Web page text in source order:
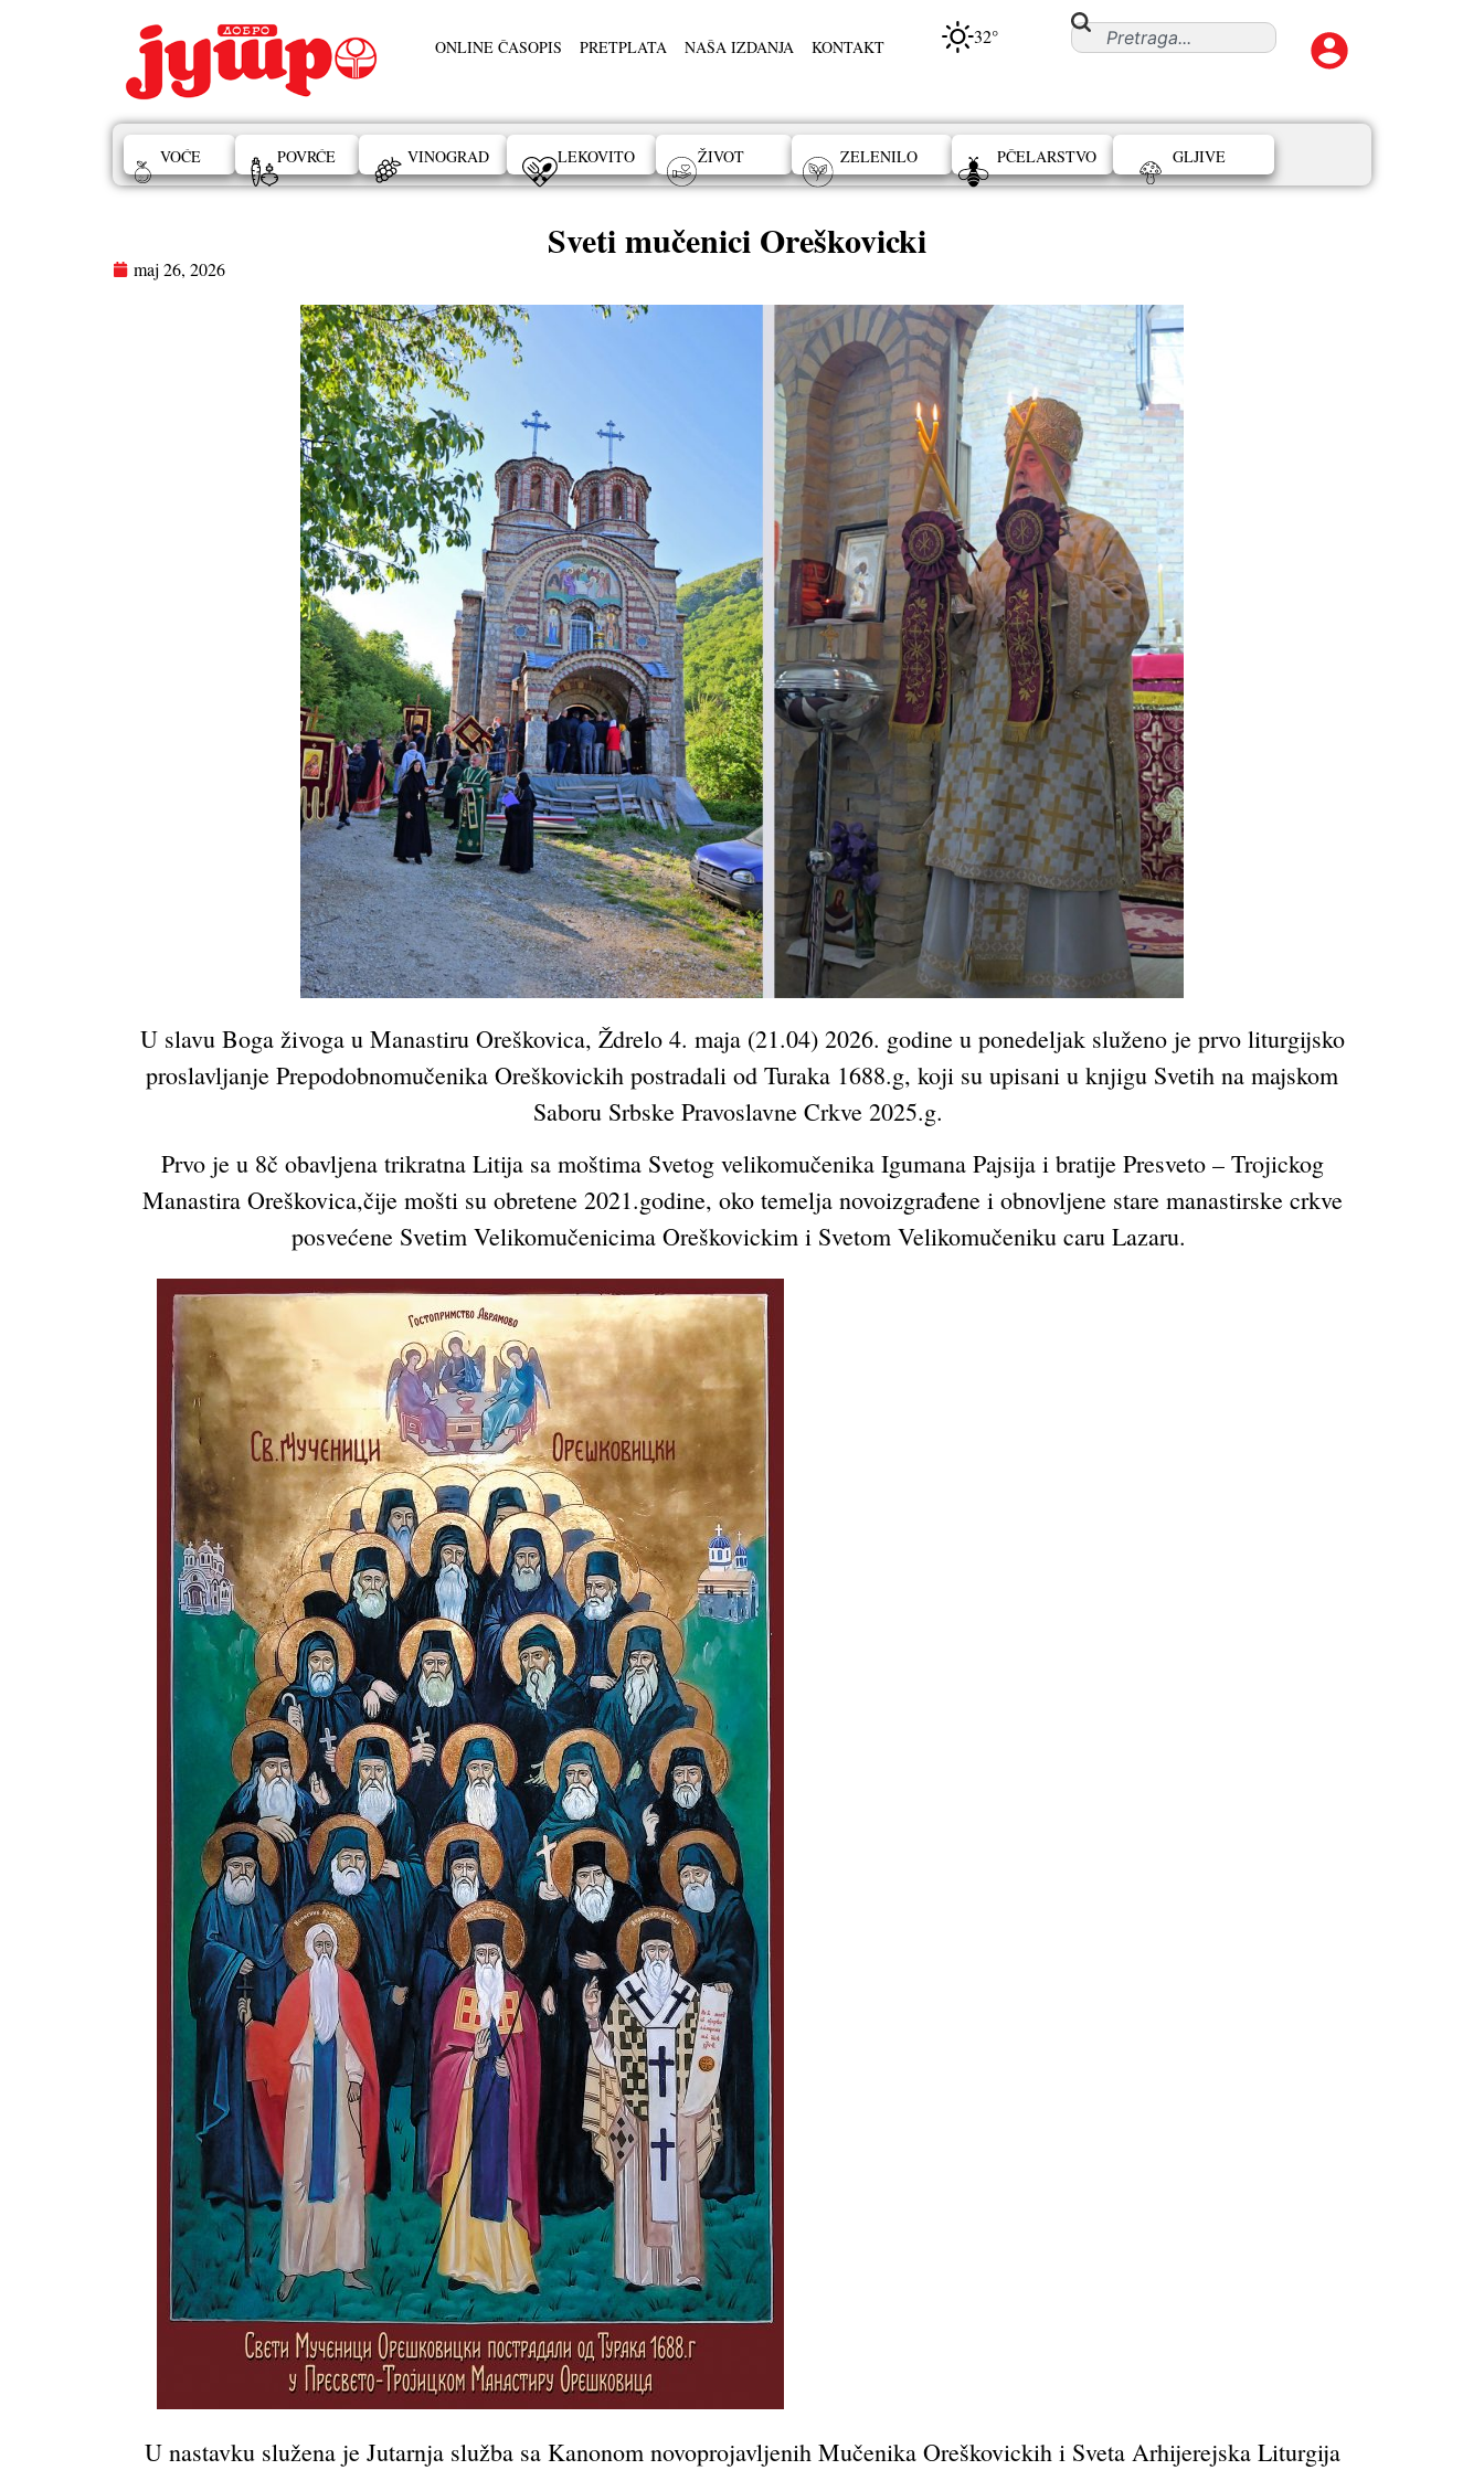
ONLINE ČASOPIS PRETPLATA NAŠA IZDANJA KONTAKT 32°
VOĆE POVRĆE VINOGRAD LEKOVITO ŽIVOT ZELENILO PČELARSTVO GLJIVE
Sveti mučenici Oreškovicki
maj 26, 2026
U slavu Boga živoga u Manastiru Oreškovica, Ždrelo 4. maja (21.04) 2026. godine u ponedeljak služeno je prvo liturgijsko
proslavljanje Prepodobnomučenika Oreškovickih postradali od Turaka 1688.g, koji su upisani u knjigu Svetih na majskom
Saboru Srbske Pravoslavne Crkve 2025.g.
Prvo je u 8č obavljena trikratna Litija sa moštima Svetog velikomučenika Igumana Pajsija i bratije Presveto – Trojickog
Manastira Oreškovica,čije mošti su obretene 2021.godine, oko temelja novoizgrađene i obnovljene stare manastirske crkve
posvećene Svetim Velikomučenicima Oreškovickim i Svetom Velikomučeniku caru Lazaru.
U nastavku služena je Jutarnja služba sa Kanonom novoprojavljenih Mučenika Oreškovickih i Sveta Arhijerejska Liturgija